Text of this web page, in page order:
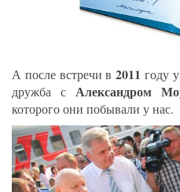
А после встречи в2011 году
дружба с Александром
которого они побывали у нас.